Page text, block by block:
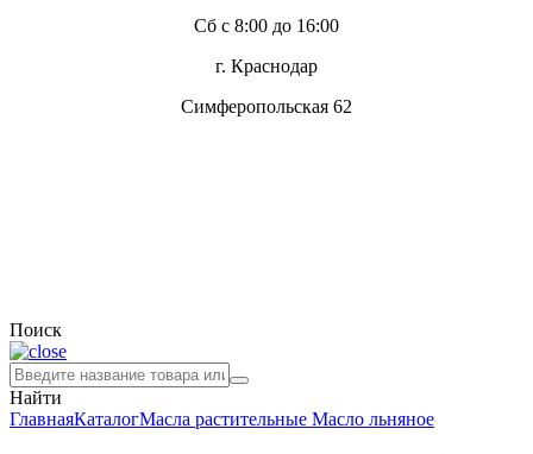
Сб с 8:00 до 16:00
г. Краснодар
Симферопольская 62
Поиск
Найти
ГлавнаяКаталогМасла растительные Масло льняное